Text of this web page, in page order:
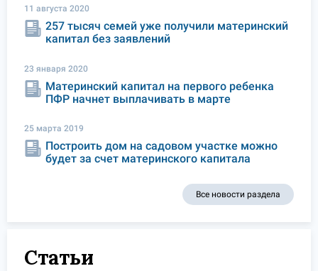
11 августа 2020
257 тысяч семей уже получили материнский
капитал без заявлений
23 января 2020
Материнский капитал на первого ребенка
ПФР начнет выплачивать в марте
25 марта 2019
Построить дом на садовом участке можно
будет за счет материнского капитала
Все новости раздела
Статьи